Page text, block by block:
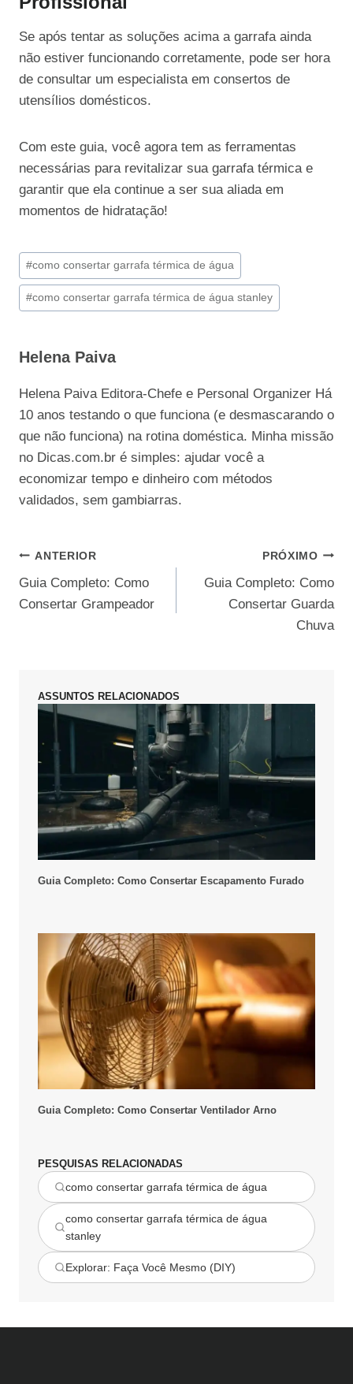
Se após tentar as soluções acima a garrafa ainda
não estiver funcionando corretamente, pode ser hora
de consultar um especialista em consertos de
utensílios domésticos.
Com este guia, você agora tem as ferramentas
necessárias para revitalizar sua garrafa térmica e
garantir que ela continue a ser sua aliada em
momentos de hidratação!
Tags
do
Post:
#como consertar garrafa térmica de água
#como consertar garrafa térmica de água stanley
Helena Paiva
Helena Paiva Editora-Chefe e Personal Organizer Há
10 anos testando o que funciona (e desmascarando o
que não funciona) na rotina doméstica. Minha missão
no Dicas.com.br é simples: ajudar você a
economizar tempo e dinheiro com métodos
validados, sem gambiarras.
Navegação
de
ANTERIOR
Guia Completo: Como
Consertar Grampeador
PRÓXIMO
Guia Completo: Como
Consertar Guarda
Chuva
ASSUNTOS RELACIONADOS
Guia Completo: Como Consertar Escapamento Furado
Guia Completo: Como Consertar Ventilador Arno
PESQUISAS RELACIONADAS
como consertar garrafa térmica de água
como consertar garrafa térmica de água
stanley
Explorar: Faça Você Mesmo (DIY)